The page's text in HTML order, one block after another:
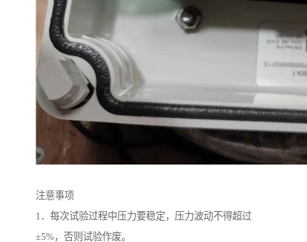
注意事项
1．每次试验过程中压力要稳定，压力波动不得超过
±5%，否则试验作废。